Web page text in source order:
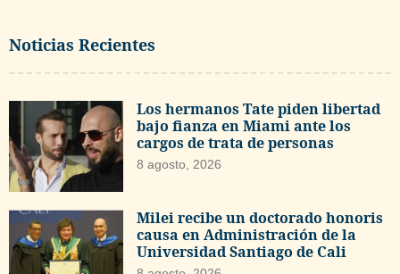
Noticias Recientes
Los hermanos Tate piden libertad
bajo fianza en Miami ante los
cargos de trata de personas
8 agosto, 2026
Milei recibe un doctorado honoris
causa en Administración de la
Universidad Santiago de Cali